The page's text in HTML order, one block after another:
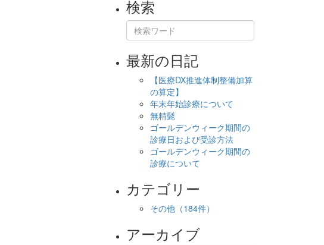
検索
最新の日記
【医療DX推進体制整備加算
の算定】
年末年始診療について
無精髭
ゴールデンウィーク期間の
診療日および受診方法
ゴールデンウィーク期間の
診療について
カテゴリー
その他 （184件）
アーカイブ